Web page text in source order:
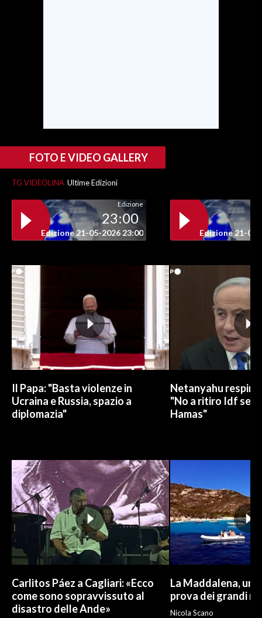
FOTO E VIDEO GALLERY
TG VIDEOLINA Ultime Edizioni
Edizione
23:00
Edizione 21-05-2026 23:00 Edizione 21-05-
Il Papa: "Basta violenze in
Ucraina e Russia, spazio a
diplomazia"
Netanyahu
"No a ritiro Idf
Hamas"
Carlitos Páez a Cagliari: «Ecco
come sono sopravvissuto al
disastro delle Ande»
La Maddalena, un
prova dei grandi
Nicola Scano